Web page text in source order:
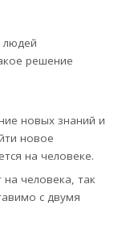
людей
решение
новых знаний и
новое
на человеке.
на человека, так
с двумя